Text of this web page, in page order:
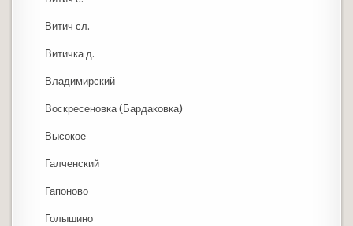
Витич сл.
Витичка д.
Владимирский
Воскресеновка (Бардаковка)
Высокое
Галченский
Гапоново
Голышино